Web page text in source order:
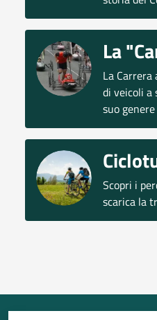
La
La
di veicoli a
suo genere
Scopri i
scarica la